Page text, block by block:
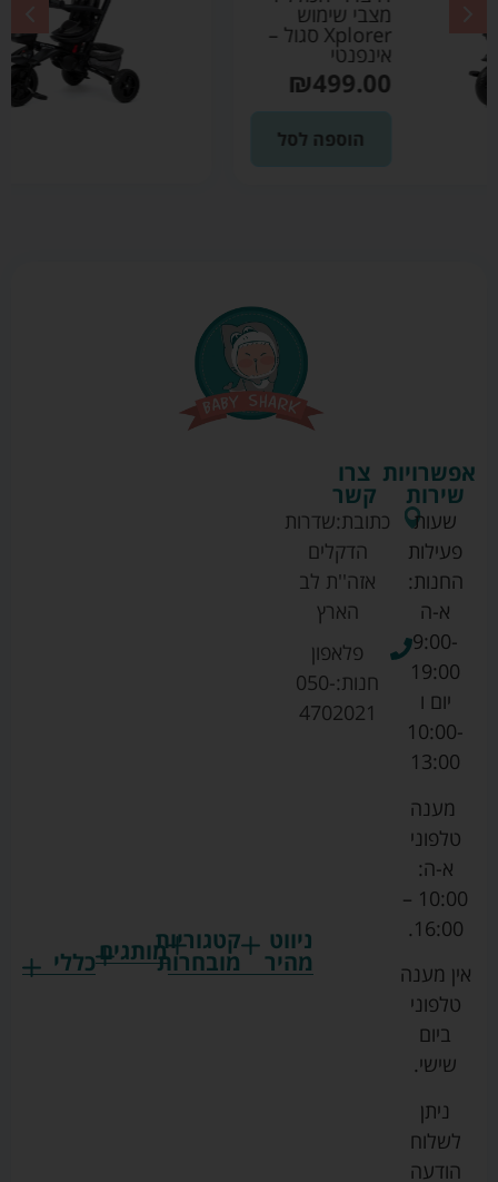
מצבי שימוש
Xplorer אפור –
אינפנטי
₪499.00
ניווט
מהיר
קטגוריות
מובחרותמותגים
גרקו
כללי
צרו
קשר
כתובת:שדרות
הדקלים
אזה''ת לב
הארץ
פלאפון
חנות:050-
4702021
אפשרויות
שירות
שעות
פעילות
החנות:
א-ה
9:00-
19:00
יום ו
10:00-
13:00
מענה
טלפוני
א-ה:
10:00 –
16:00.
אין מענה
טלפוני
ביום
שישי.
ניתן
לשלוח
הודעה